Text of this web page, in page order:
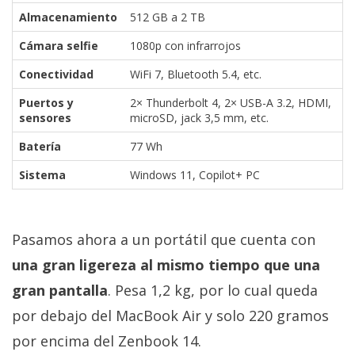
Almacenamiento
512 GB a 2 TB
Cámara selfie
1080p con infrarrojos
Conectividad
WiFi 7, Bluetooth 5.4, etc.
Puertos y
sensores
2× Thunderbolt 4, 2× USB-A 3.2, HDMI,
microSD, jack 3,5 mm, etc.
Batería
77 Wh
Sistema
Windows 11, Copilot+ PC
Pasamos ahora a un portátil que cuenta con
una gran ligereza al mismo tiempo que una
gran pantalla. Pesa 1,2 kg, por lo cual queda
por debajo del MacBook Air y solo 220 gramos
por encima del Zenbook 14.